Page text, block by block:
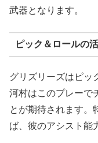
武器となります。
ピック＆ロールの
グリズリーズはピッ
河村はこのプレーで
とが期待されます。
ば、彼のアシスト能